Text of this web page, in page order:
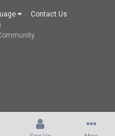
Contact Us